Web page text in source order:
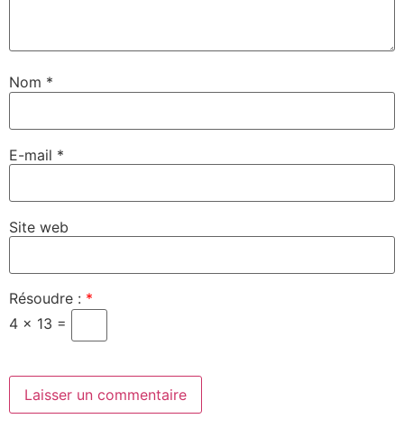
Nom *
E-mail *
Site web
Résoudre : *
4 × 13 =